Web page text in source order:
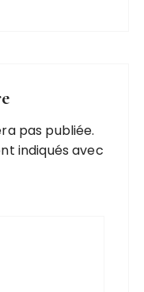
pas publiée.
indiqués avec